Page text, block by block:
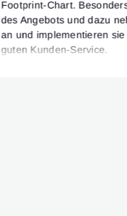
Footprint-Chart.
des Angebots und dazu
an und implementieren
guten Kunden-Service.